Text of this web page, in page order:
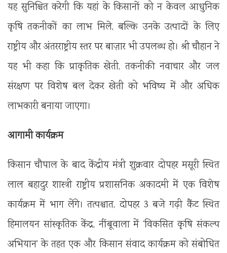
यह सुनिश्चित करेगी कि यहां के किसानों को न केवल आधुनिक
कृषि तकनीकों का लाभ मिले, बल्कि उनके उत्पादों के लिए
राष्ट्रीय और अंतरराष्ट्रीय स्तर पर बाज़ार भी उपलब्ध हो। श्री चौहान ने
यह भी कहा कि प्राकृतिक खेती, तकनीकी नवाचार और जल
संरक्षण पर विशेष बल देकर खेती को भविष्य में और अधिक
लाभकारी बनाया जाएगा।
आगामी कार्यक्रम
किसान चौपाल के बाद केंद्रीय मंत्री शुक्रवार दोपहर मसूरी स्थित
लाल बहादुर शास्त्री राष्ट्रीय प्रशासनिक अकादमी में एक विशेष
कार्यक्रम में भाग लेंगे। तत्पश्चात, दोपहर 3 बजे गढ़ी कैंट स्थित
हिमालयन सांस्कृतिक केंद्र, नींबूवाला में ‘विकसित कृषि संकल्प
अभियान’ के तहत एक और किसान संवाद कार्यक्रम को संबोधित